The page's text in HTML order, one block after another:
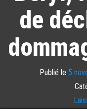
de
Publié le 5